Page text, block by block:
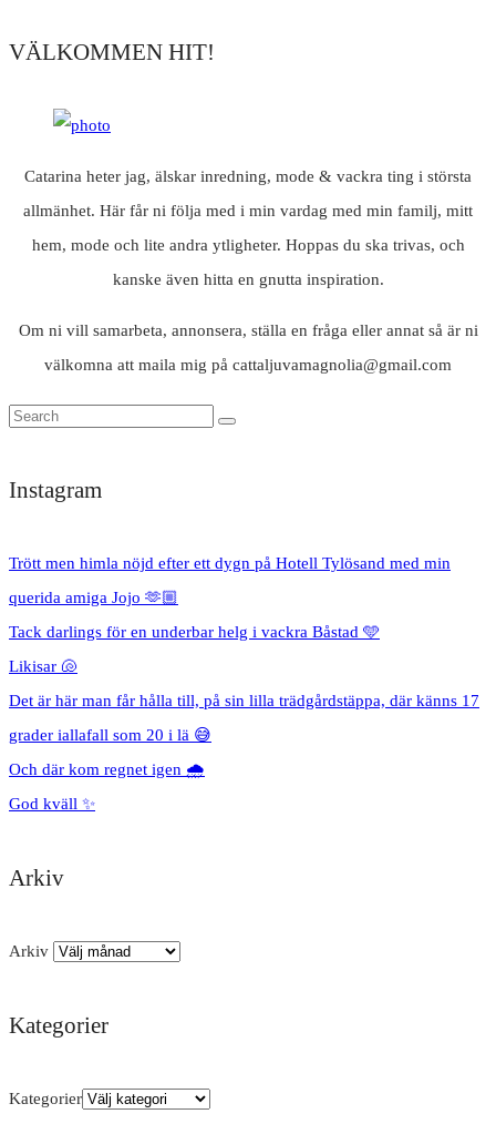
VÄLKOMMEN HIT!
Catarina heter jag, älskar inredning, mode & vackra ting i största
allmänhet. Här får ni följa med i min vardag med min familj, mitt
hem, mode och lite andra ytligheter. Hoppas du ska trivas, och
kanske även hitta en gnutta inspiration.
Om ni vill samarbeta, annonsera, ställa en fråga eller annat så är ni
välkomna att maila mig på cattaljuvamagnolia@gmail.com
Instagram
Trött men himla nöjd efter ett dygn på Hotell Tylösand med min
querida amiga Jojo 🫶🏼
Tack darlings för en underbar helg i vackra Båstad 🩵
Likisar 🐚
Det är här man får hålla till, på sin lilla trädgårdstäppa, där känns 17
grader iallafall som 20 i lä 😅
Och där kom regnet igen 🌧️
God kväll ✨
Arkiv
Arkiv
Kategorier
Kategorier